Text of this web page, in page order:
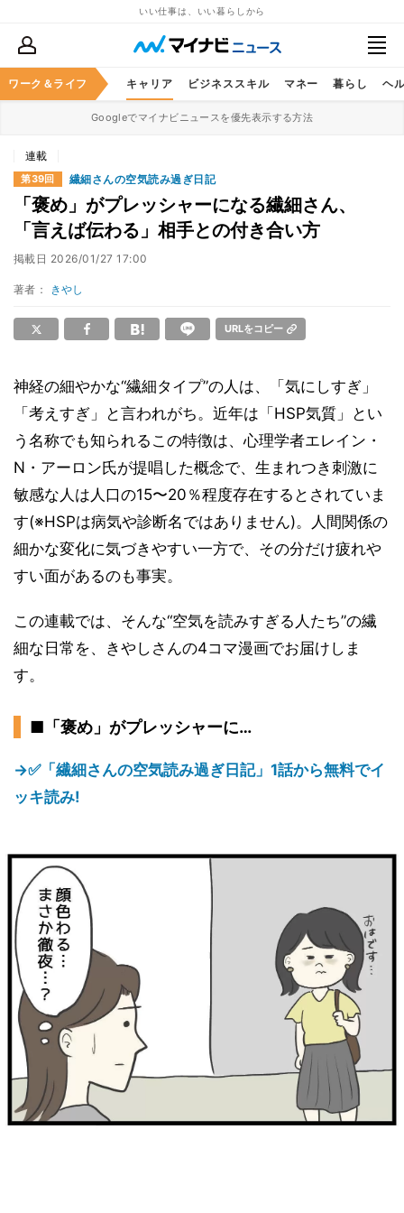
いい仕事は、いい暮らしから
ワーク＆ライフ キャリア ビジネススキル マネー 暮らし ヘ
Googleでマイナビニュースを優先表示する方法
連載
第39回 繊細さんの空気読み過ぎ日記
「褒め」がプレッシャーになる繊細さん、
「言えば伝わる」相手との付き合い方
掲載日 2026/01/27 17:00
著者： きやし
URLをコピー
神経の細やかな“繊細タイプ”の人は、「気にしすぎ」
「考えすぎ」と言われがち。近年は「HSP気質」とい
う名称でも知られるこの特徴は、心理学者エレイン・
N・アーロン氏が提唱した概念で、生まれつき刺激に
敏感な人は人口の15〜20％程度存在するとされていま
す(※HSPは病気や診断名ではありません)。人間関係の
細かな変化に気づきやすい一方で、その分だけ疲れや
すい面があるのも事実。
この連載では、そんな“空気を読みすぎる人たち”の繊
細な日常を、きやしさんの4コマ漫画でお届けしま
す。
■「褒め」がプレッシャーに…
→✅「繊細さんの空気読み過ぎ日記」1話から無料でイ
ッキ読み!